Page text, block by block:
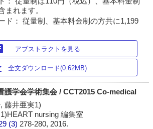
まれます。
ド： 従量制、基本料金制の方共に1,199
アブストラクトを見る
全文ダウンロード(0.62MB)
護学会学術集会 / CCT2015 Co-medical
藤井亜実1)
nursing 編集室
(3) 278-280, 2016.